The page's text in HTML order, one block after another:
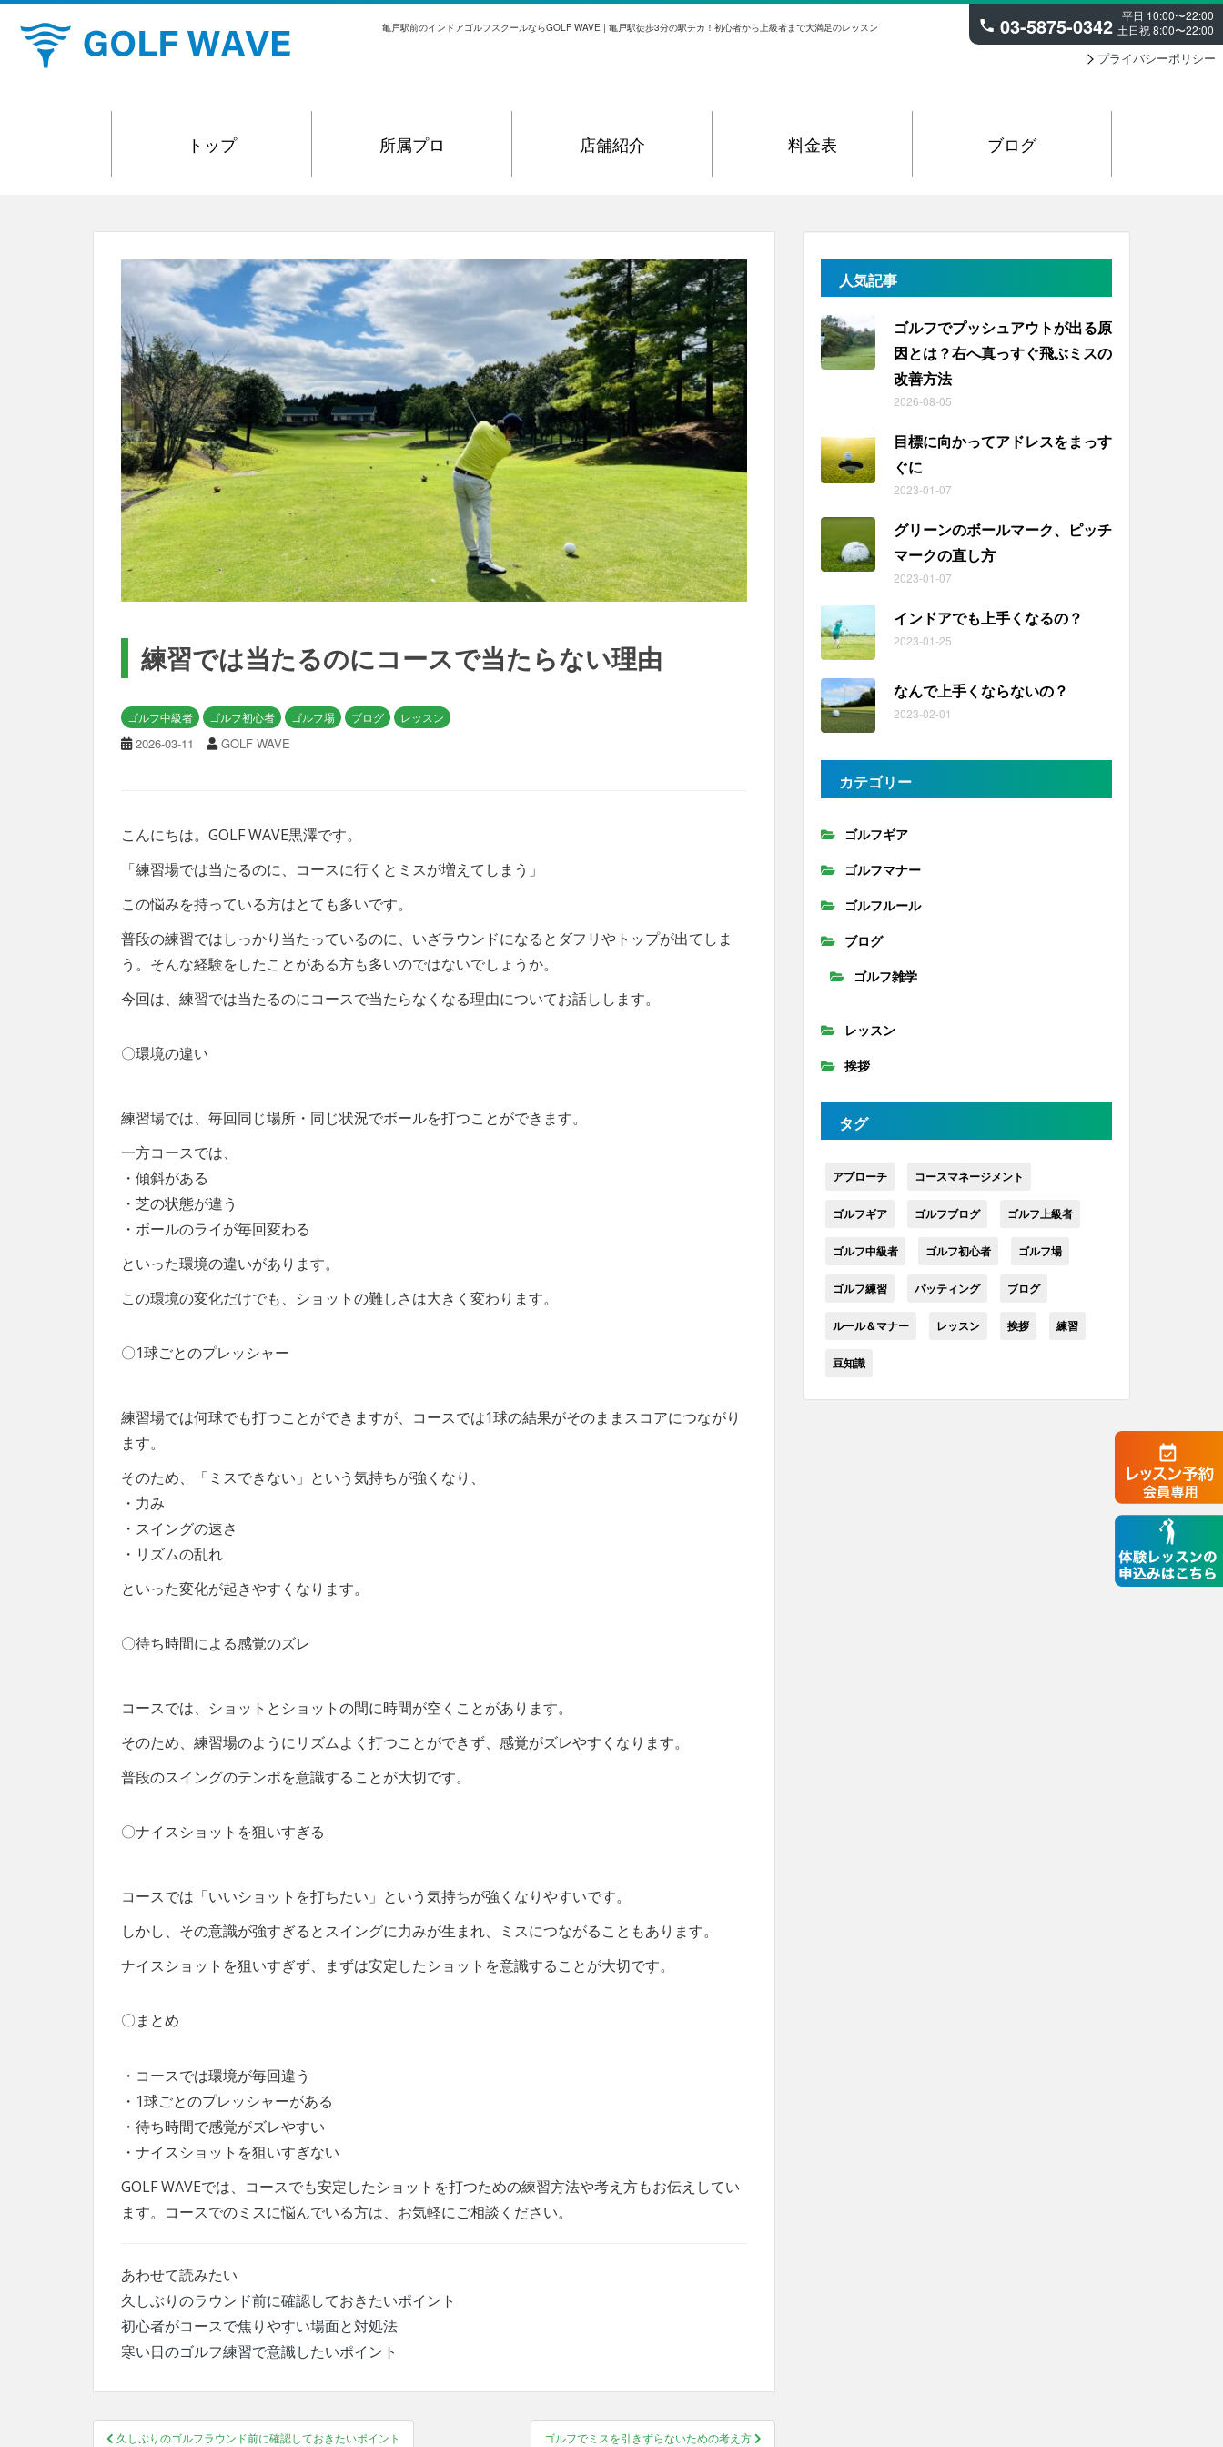
亀戸駅前のインドアゴルフスクールならGOLF WAVE | 亀戸駅徒歩3分の駅チカ！初心者から上級者まで大満足のレッスン 03-5875-0342 平日 10:00〜22:00
土日祝 8:00〜22:00
プライバシーポリシー
トップ 所属プロ 店舗紹介 料金表 ブログ
練習では当たるのにコースで当たらない理由
ゴルフ中級者 ゴルフ初心者 ゴルフ場 ブログ レッスン
2026-03-11 GOLF WAVE
こんにちは。GOLF WAVE黒澤です。
「練習場では当たるのに、コースに行くとミスが増えてしまう」
この悩みを持っている方はとても多いです。
普段の練習ではしっかり当たっているのに、いざラウンドになるとダフリやトップが出てしま
う。そんな経験をしたことがある方も多いのではないでしょうか。
今回は、 練習では当たるのにコースで当たらなくなる理由についてお話しします。
〇環境の違い
練習場では、毎回同じ場所・同じ状況でボールを打つことができます。
一方コースでは、
・傾斜がある
・芝の状態が違う
・ボールのライが毎回変わる
といった環境の違いがあります。
この環境の変化だけでも、ショットの難しさは大きく変わります。
〇1球ごとのプレッシャー
練習場では何球でも打つことができますが、コースでは1球の結果がそのままスコアにつながり
ます。
そのため、「ミスできない」という気持ちが強くなり、
・力み
・スイングの速さ
・リズムの乱れ
といった変化が起きやすくなります。
〇待ち時間による感覚のズレ
コースでは、ショットとショットの間に時間が空くことがあります。
そのため、練習場のようにリズムよく打つことができず、感覚がズレやすくなります。
普段のスイングのテンポを意識することが大切です。
〇ナイスショットを狙いすぎる
コースでは「いいショットを打ちたい」という気持ちが強くなりやすいです。
しかし、その意識が強すぎるとスイングに力みが生まれ、ミスにつながることもあります。
ナイスショットを狙いすぎず、まずは安定したショットを意識することが大切です。
〇まとめ
・コースでは環境が毎回違う
・1球ごとのプレッシャーがある
・待ち時間で感覚がズレやすい
・ナイスショットを狙いすぎない
GOLF WAVEでは、コースでも安定したショットを打つための練習方法や考え方もお伝えしてい
ます。コースでのミスに悩んでいる方は、お気軽にご相談ください。
あわせて読みたい
久しぶりのラウンド前に確認しておきたいポイント
初心者がコースで焦りやすい場面と対処法
寒い日のゴルフ練習で意識したいポイント
投
久しぶりのゴルフラウンド前に確認しておきたいポイント ゴルフでミスを引きずらないための考え方
人気記事
ゴルフでプッシュアウトが出る原
因とは？右へ真っすぐ飛ぶミスの
改善方法
2026-08-05
目標に向かってアドレスをまっす
ぐに
2023-01-07
グリーンのボールマーク、ピッチ
マークの直し方
2023-01-07
インドアでも上手くなるの？
2023-01-25
なんで上手くならないの？
2023-02-01
カテゴリー
ゴルフギア
ゴルフマナー
ゴルフルール
ブログ
ゴルフ雑学
レッスン
挨拶
タグ
アプローチ コースマネージメント
ゴルフギア ゴルフブログ ゴルフ上級者
ゴルフ中級者 ゴルフ初心者 ゴルフ場
ゴルフ練習 パッティング ブログ
ルール＆マナー レッスン 挨拶 練習
豆知識